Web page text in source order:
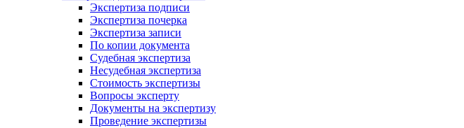
Экспертиза подписи
Экспертиза почерка
Экспертиза записи
По копии документа
Судебная экспертиза
Несудебная экспертиза
Стоимость экспертизы
Вопросы эксперту
Документы на экспертизу
Проведение экспертизы